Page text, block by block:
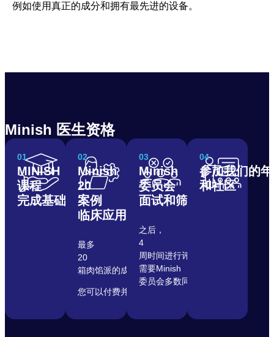
例如使用真正的成分和拥有最先进的设备。
Minish 医生资格
01
MINISH
课程
完成基础课程
02
Minish
20
案例
临床应用
最多
20
箱肉馅派的成本
您可以付费并申请破土动工
03
Minish
委员会
面试和筛选
之后，
4
周时间进行评估
需要Minish
委员会多数同意
04
参加我们的
和社区